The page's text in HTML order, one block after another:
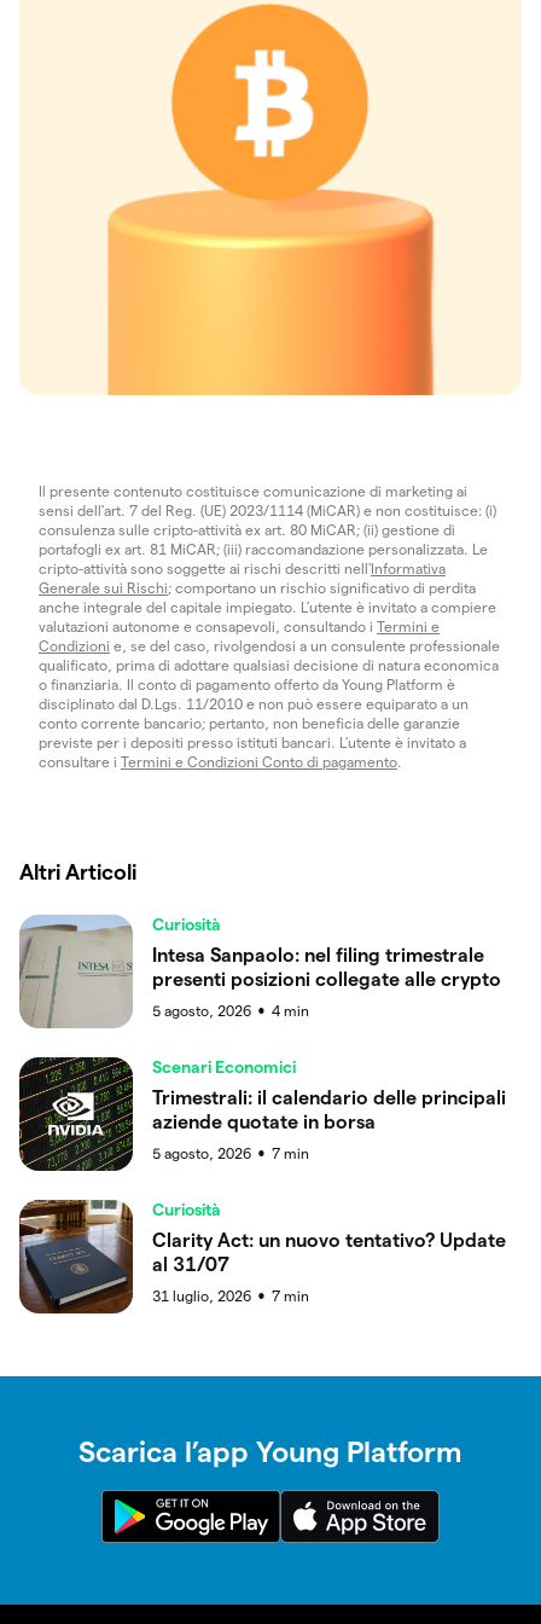
Il presente contenuto costituisce comunicazione di marketing ai
sensi dell'art. 7 del Reg. (UE) 2023/1114 (MiCAR) e non costituisce: (i)
consulenza sulle cripto-attività ex art. 80 MiCAR; (ii) gestione di
portafogli ex art. 81 MiCAR; (iii) raccomandazione personalizzata. Le
cripto-attività sono soggette ai rischi descritti nell'Informativa
Generale sui Rischi; comportano un rischio significativo di perdita
anche integrale del capitale impiegato. L’utente è invitato a compiere
valutazioni autonome e consapevoli, consultando i Termini e
Condizioni e, se del caso, rivolgendosi a un consulente professionale
qualificato, prima di adottare qualsiasi decisione di natura economica
o finanziaria. Il conto di pagamento offerto da Young Platform è
disciplinato dal D.Lgs. 11/2010 e non può essere equiparato a un
conto corrente bancario; pertanto, non beneficia delle garanzie
previste per i depositi presso istituti bancari. L’utente è invitato a
consultare i Termini e Condizioni Conto di pagamento.
Altri Articoli
Curiosità
Intesa Sanpaolo: nel filing trimestrale
presenti posizioni collegate alle crypto
5 agosto, 2026 ● 4 min
Scenari Economici
Trimestrali: il calendario delle principali
aziende quotate in borsa
5 agosto, 2026 ● 7 min
Curiosità
Clarity Act: un nuovo tentativo? Update
al 31/07
31 luglio, 2026 ● 7 min
Scarica l’app Young Platform